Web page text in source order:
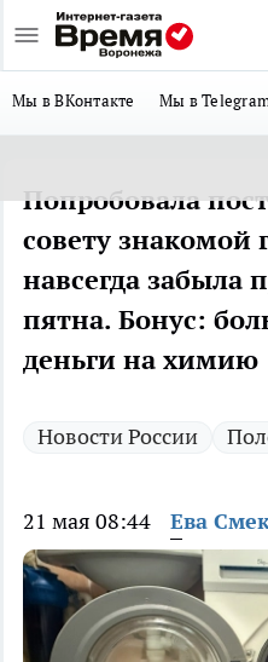
Мы в ВКонтакте Мы в
Попробовала
совету
навсегда забыла
пятна. Бонус:
деньги на химию
Новости России
21 мая 08:44 Ева